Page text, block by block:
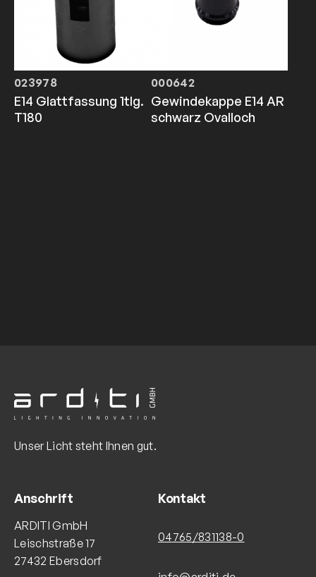
023978
E14 Glattfassung 1tlg.
T180
000642
Gewindekappe E14 AR
schwarz Ovalloch
Unser Licht steht Ihnen gut.
Anschrift
ARDITI GmbH
Leischstraße 17
27432 Ebersdorf
Kontakt
04765/831138-0